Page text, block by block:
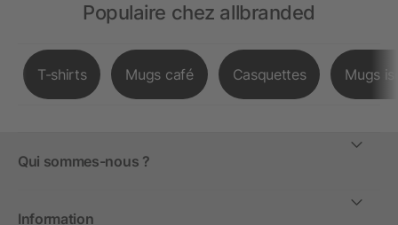
Populaire chez allbranded
T-shirts Mugs café Casquettes Mugs
Qui sommes-nous ?
Information